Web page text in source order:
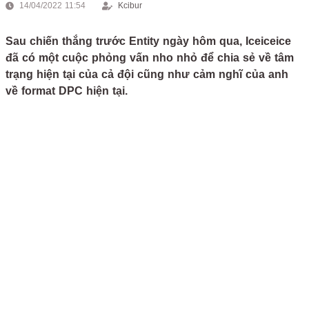
14/04/2022 11:54 Kcibur
Sau chiến thắng trước Entity ngày hôm qua, Iceiceice
đã có một cuộc phỏng vấn nho nhỏ để chia sẻ về tâm
trạng hiện tại của cả đội cũng như cảm nghĩ của anh
về format DPC hiện tại.